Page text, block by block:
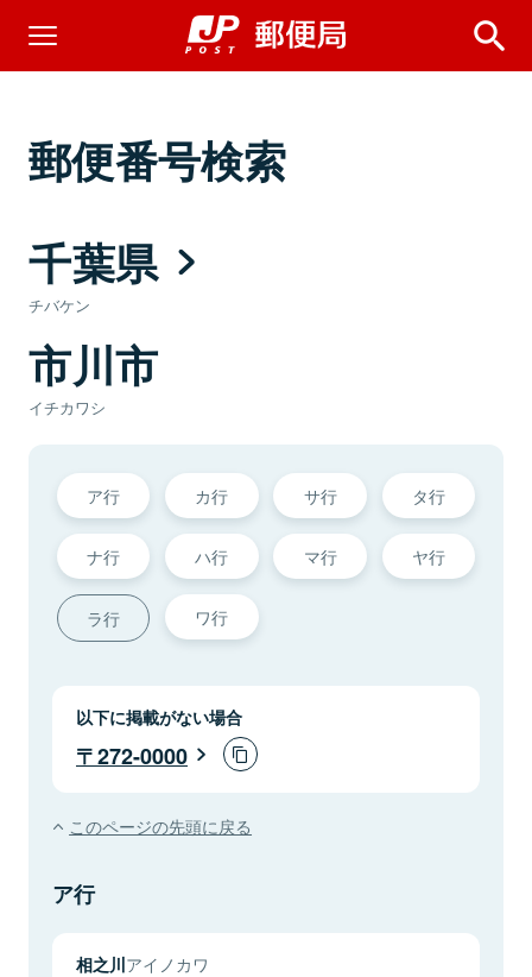
郵便番号検索
千葉県
チバケン
市川市
イチカワシ
ア行 カ行 サ行 タ行
ナ行 ハ行 マ行 ヤ行
ラ行 ワ行
以下に掲載がない場合
272-0000
このページの先頭に戻る
ア行
相之川アイノカワ